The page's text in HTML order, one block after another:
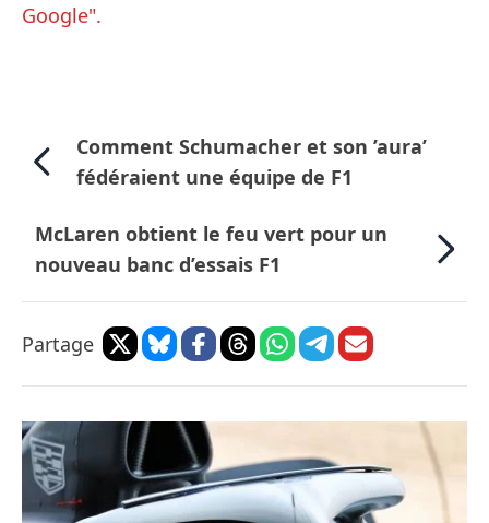
Google".
Comment Schumacher et son ’aura’
fédéraient une équipe de F1
McLaren obtient le feu vert pour un
nouveau banc d’essais F1
Partage